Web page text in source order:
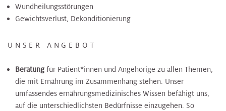
Wundheilungsstörungen
Gewichtsverlust, Dekonditionierung
UNSER ANGEBOT
Beratung für Patient*innen und Angehörige zu allen Themen,
die mit Ernährung im Zusammenhang stehen. Unser
umfassendes ernährungsmedizinisches Wissen befähigt uns,
auf die unterschiedlichsten Bedürfnisse einzugehen. So